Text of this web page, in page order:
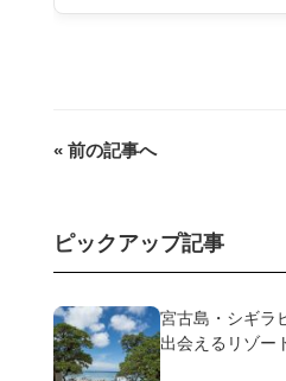
« 前の記事へ
ピックアップ記事
宮古島・シギラ
出会えるリゾー